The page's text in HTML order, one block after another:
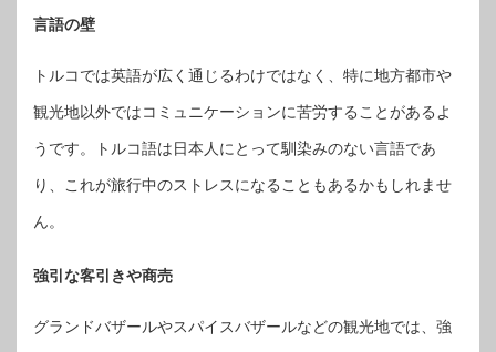
言語の壁
トルコでは英語が広く通じるわけではなく、特に地方都市や
観光地以外ではコミュニケーションに苦労することがあるよ
うです。トルコ語は日本人にとって馴染みのない言語であ
り、これが旅行中のストレスになることもあるかもしれませ
ん。
強引な客引きや商売
グランドバザールやスパイスバザールなどの観光地では、強